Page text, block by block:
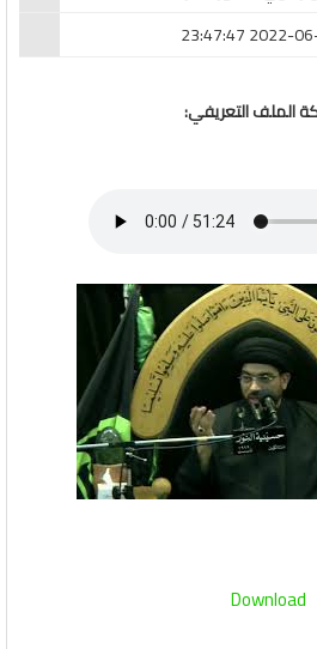
2022-06-17
الملف التعريفي:
Download